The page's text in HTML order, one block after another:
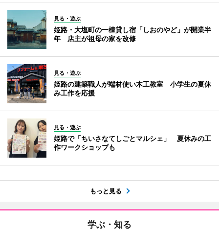
見る・遊ぶ
姫路・大塩町の一棟貸し宿「しおのやど」が開業半
年 店主が祖母の家を改修
見る・遊ぶ
姫路の建築職人が端材使い木工教室 小学生の夏休
み工作を応援
見る・遊ぶ
姫路で「ちいさなてしごとマルシェ」 夏休みの工
作ワークショップも
もっと見る
学ぶ・知る